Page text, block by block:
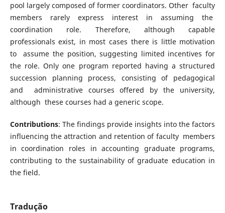
pool largely composed of former coordinators. Other faculty
members rarely express interest in assuming the
coordination role. Therefore, although capable
professionals exist, in most cases there is little motivation
to assume the position, suggesting limited incentives for
the role. Only one program reported having a structured
succession planning process, consisting of pedagogical
and administrative courses offered by the university,
although these courses had a generic scope.
Contributions: The findings provide insights into the factors
influencing the attraction and retention of faculty members
in coordination roles in accounting graduate programs,
contributing to the sustainability of graduate education in
the field.
Tradução